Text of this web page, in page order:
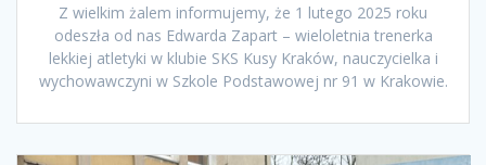
Z wielkim żalem informujemy, że 1 lutego 2025 roku
odeszła od nas Edwarda Zapart – wieloletnia trenerka
lekkiej atletyki w klubie SKS Kusy Kraków, nauczycielka i
wychowawczyni w Szkole Podstawowej nr 91 w Krakowie.